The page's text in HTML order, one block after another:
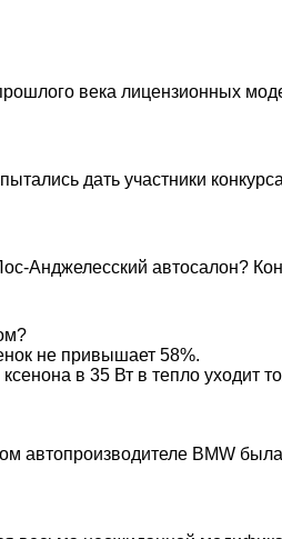
века лицензионных
дать участники
Анджелесский автосалон?
не привышает 58%.
в 35 Вт в тепло уходит
BMW